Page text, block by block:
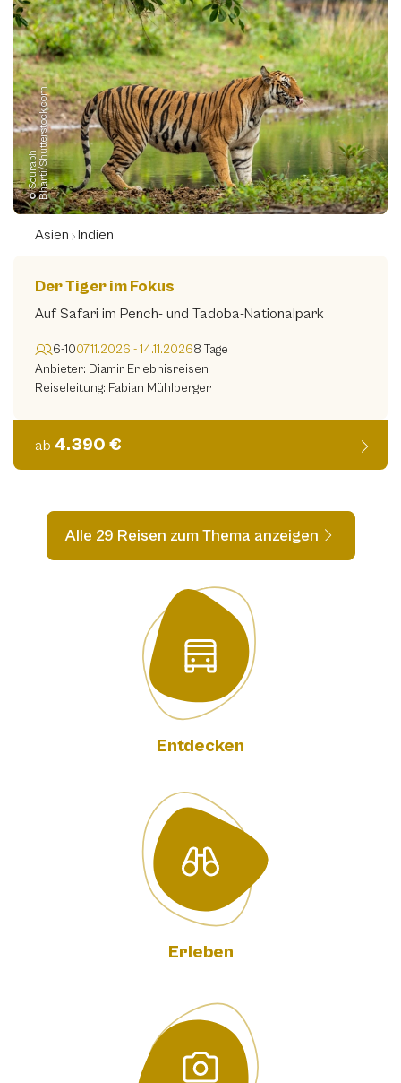
©
S
o
u
r
a
b
h
B
h
a
r
t
i
/
S
h
u
t
t
e
r
s
t
o
c
k.
c
om
Asien Indien
Der Tiger im Fokus
Auf Safari im Pench- und Tadoba-Nationalpark
6-1007.11.2026 - 14.11.20268 Tage
Anbieter: Diamir Erlebnisreisen
Reiseleitung: Fabian Mühlberger
ab 4.390 €
Alle 29 Reisen zum Thema anzeigen
Entdecken
Erleben